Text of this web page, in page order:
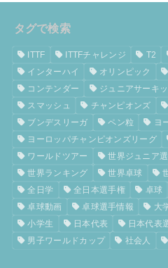
タグで検索
ITTF ITTFチャレンジ T2
インターハイ
オリンピック
コンテンダー
ジュニアサーキッ
スマッシュ
チャンピオンズ
ブンデスリーガ
ペン粒
ヨ
ヨーロッパチャンピオンズリーグ
ワールドツアー
世界ジュニア
世界ランキング
世界卓球
全日学
全日本選手権 卓球
卓球動画
卓球選手情報 大
小学生
日本代表 日本代表
男子ワールドカップ
社会人